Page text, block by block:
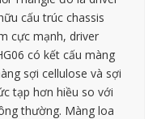
cấu trúc chassis
cực mạnh, driver
có kết cấu màng
sợi cellulose và sợi
tạp hơn hiều so với
thường. Màng loa